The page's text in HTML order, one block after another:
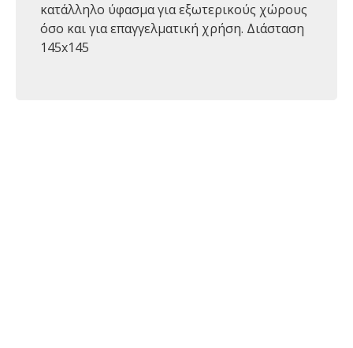
κατάλληλο ύφασμα για εξωτερικούς χώρους
όσο και για επαγγελματική χρήση. Διάσταση
145x145